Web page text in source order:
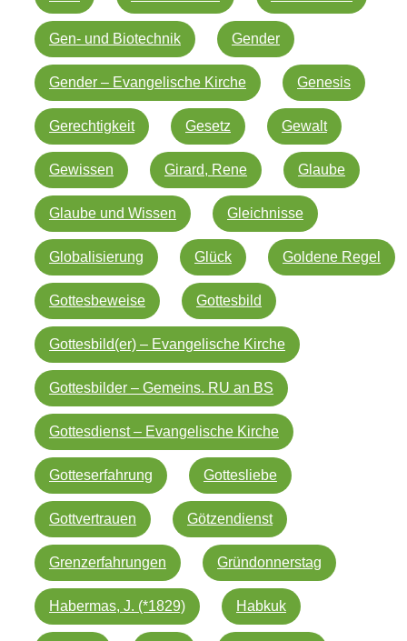
Gen- und Biotechnik Gender
Gender – Evangelische Kirche Genesis
Gerechtigkeit Gesetz Gewalt
Gewissen Girard, Rene Glaube
Glaube und Wissen Gleichnisse
Globalisierung Glück Goldene Regel
Gottesbeweise Gottesbild
Gottesbild(er) – Evangelische Kirche
Gottesbilder – Gemeins. RU an BS
Gottesdienst – Evangelische Kirche
Gotteserfahrung Gottesliebe
Gottvertrauen Götzendienst
Grenzerfahrungen Gründonnerstag
Habermas, J. (*1829) Habkuk